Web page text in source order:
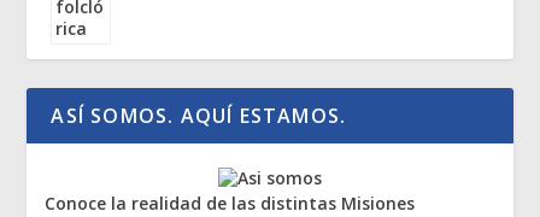
ASÍ SOMOS. AQUÍ ESTAMOS.
Conoce la realidad de las distintas Misiones